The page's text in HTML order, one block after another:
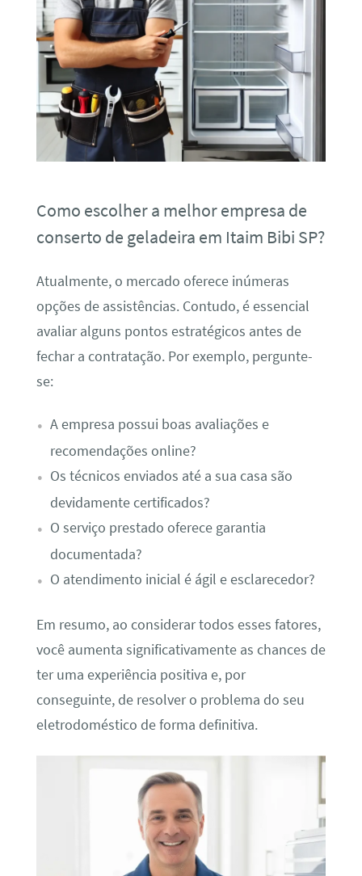
Como escolher a melhor empresa de
conserto de geladeira em Itaim Bibi SP?
Atualmente, o mercado oferece inúmeras
opções de assistências. Contudo, é essencial
avaliar alguns pontos estratégicos antes de
fechar a contratação. Por exemplo, pergunte-
se:
A empresa possui boas avaliações e
recomendações online?
Os técnicos enviados até a sua casa são
devidamente certificados?
O serviço prestado oferece garantia
documentada?
O atendimento inicial é ágil e esclarecedor?
Em resumo, ao considerar todos esses fatores,
você aumenta significativamente as chances de
ter uma experiência positiva e, por
conseguinte, de resolver o problema do seu
eletrodoméstico de forma definitiva.